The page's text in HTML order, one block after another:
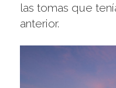
las tomas que
anterior.